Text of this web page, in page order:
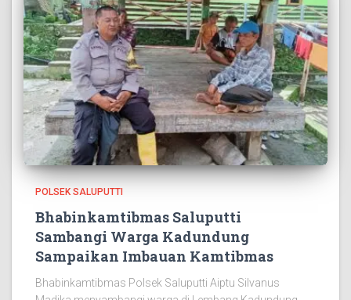
POLSEK SALUPUTTI
Bhabinkamtibmas Saluputti
Sambangi Warga Kadundung
Sampaikan Imbauan Kamtibmas
Bhabinkamtibmas Polsek Saluputti Aiptu Silvanus